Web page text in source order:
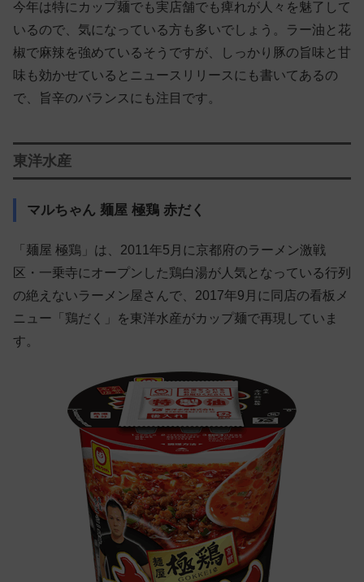
今年は特にカップ麺でも実店舗でも痺れが人々を魅了して
いるので、気になっている方も多いでしょう。ラー油と花
椒で麻辣を強めているそうですが、しっかり豚の旨味と甘
味も効かせているとニュースリリースにも書いてあるの
で、旨辛のバランスにも注目です。
東洋水産
マルちゃん 麺屋 極鶏 赤だく
「麺屋 極鶏」は、2011年5月に京都府のラーメン激戦
区・一乗寺にオープンした鶏白湯が人気となっている行列
の絶えないラーメン屋さんで、2017年9月に同店の看板メ
ニュー「鶏だく」を東洋水産がカップ麺で再現していま
す。